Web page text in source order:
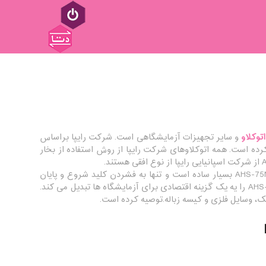
اتوکلاو و سایر تجهیزات آزمایشگاهی است. شرکت رایپا براساس
است. همه اتوکلاوهای شرکت رایپا از روش استفاده از بخار
با گنجایش محفظه ی ۷۵ لیتر، از سری AHS شرکت رایپا است. کار با AHS-75N بسیار ساده است و تنها به فشردن کلید شروع و پایان
خلاصه می شود. تعمیر و نگهداری آسان و کم هزینه به همرا طیف وسیعی از کاربردها AHS-75N را یه یک گزینه اقتصادی برای آزمایشگاه ها تبدیل می کند.